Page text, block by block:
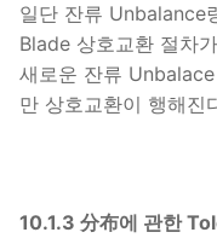
일단 잔류 Unbalance
Blade 상호교환 절차
새로운 잔류
만 상호교환이 행해진
10.1.3 分布에 관한